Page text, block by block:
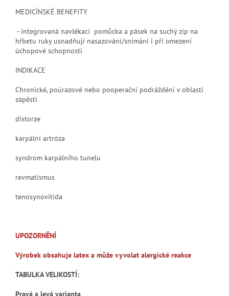
MEDICÍNSKÉ BENEFITY
- integrovaná navlékací pomůcka a pásek na suchý zip na
hřbetu ruky usnadňují nasazování/snímání i při omezení
úchopové schopnosti
INDIKACE
Chronické, poúrazové nebo pooperační podráždění v oblasti
zápěstí
distorze
karpální artróza
syndrom karpálního tunelu
revmatismus
tenosynovitida
UPOZORNĚNÍ
Výrobek obsahuje latex a může vyvolat alergické reakce
TABULKA VELIKOSTÍ:
Pravá a levá varianta